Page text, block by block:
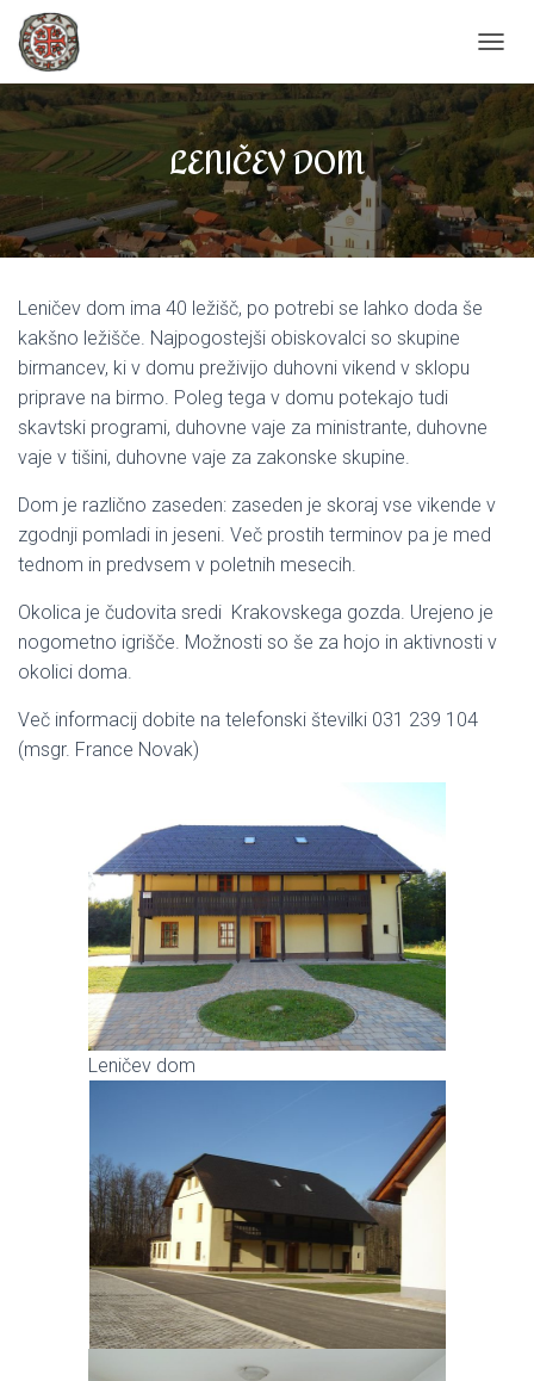
O
L
N
A
V
LENIČEV DOM
Leničev dom ima 40 ležišč, po potrebi se lahko doda še
kakšno ležišče. Najpogostejši obiskovalci so skupine
birmancev, ki v domu preživijo duhovni vikend v sklopu
priprave na birmo. Poleg tega v domu potekajo tudi
skavtski programi, duhovne vaje za ministrante, duhovne
vaje v tišini, duhovne vaje za zakonske skupine.
Dom je različno zaseden: zaseden je skoraj vse vikende v
zgodnji pomladi in jeseni. Več prostih terminov pa je med
tednom in predvsem v poletnih mesecih.
Okolica je čudovita sredi Krakovskega gozda. Urejeno je
nogometno igrišče. Možnosti so še za hojo in aktivnosti v
okolici doma.
Več informacij dobite na telefonski številki 031 239 104
(msgr. France Novak)
Leničev dom